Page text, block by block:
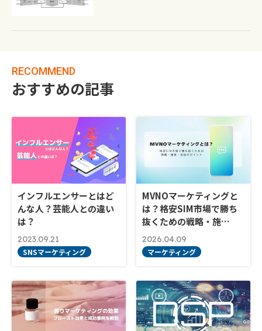
RECOMMEND
おすすめの記事
インフルエンサーとはど
んな人？芸能人との違い
は？
2023.09.21
SNSマーケティング
MVNOマーケティングと
は？格安SIM市場で勝ち
抜くための戦略・施…
2026.04.09
マーケティング